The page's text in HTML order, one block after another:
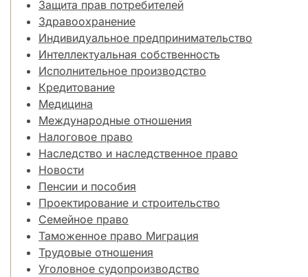
Защита прав потребителей
Здравоохранение
Индивидуальное предпринимательство
Интеллектуальная собственность
Исполнительное производство
Кредитование
Медицина
Международные отношения
Налоговое право
Наследство и наследственное право
Новости
Пенсии и пособия
Проектирование и строительство
Семейное право
Таможенное право Миграция
Трудовые отношения
Уголовное судопроизводство